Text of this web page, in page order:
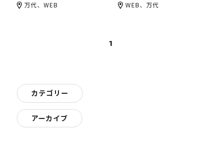
万代、WEB WEB、万代
1
カテゴリー
アーカイブ